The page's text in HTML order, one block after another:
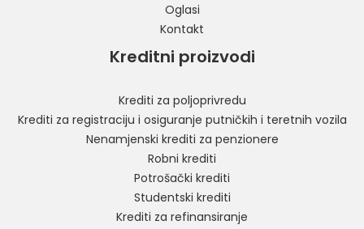
Oglasi
Kontakt
Kreditni proizvodi
Krediti za poljoprivredu
Krediti za registraciju i osiguranje putničkih i teretnih vozila
Nenamjenski krediti za penzionere
Robni krediti
Potrošački krediti
Studentski krediti
Krediti za refinansiranje